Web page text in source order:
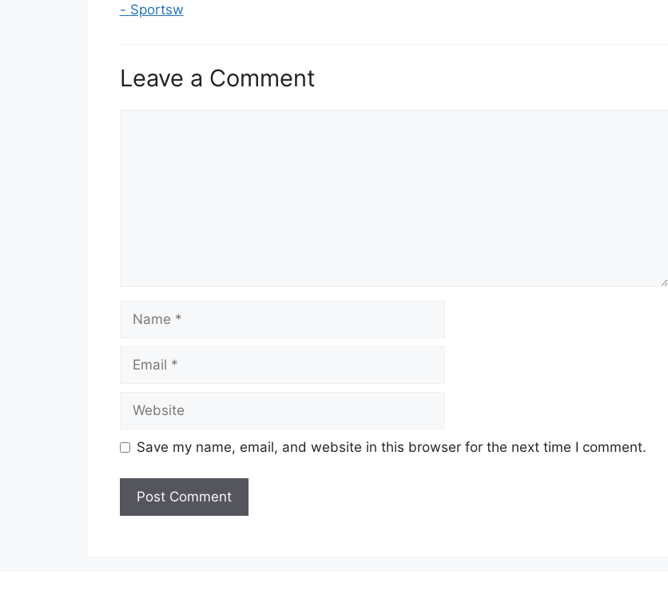
- Sportsw
Leave a Comment
Name
Email
Website
Save my name, email, and website in this browser for the next time I comment.